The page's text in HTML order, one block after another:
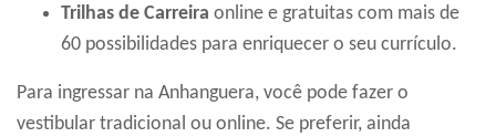
Trilhas de Carreira online e gratuitas com mais de
60 possibilidades para enriquecer o seu currículo.
Para ingressar na Anhanguera, você pode fazer o
vestibular tradicional ou online. Se preferir, ainda